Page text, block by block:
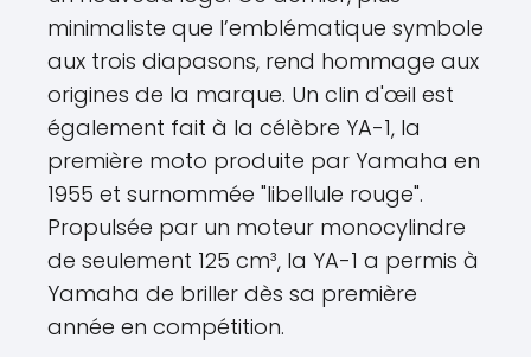
minimaliste que l’emblématique symbole
aux trois diapasons, rend hommage aux
origines de la marque. Un clin d'œil est
également fait à la célèbre YA-1, la
première moto produite par Yamaha en
1955 et surnommée "libellule rouge".
Propulsée par un moteur monocylindre
de seulement 125 cm³, la YA-1 a permis à
Yamaha de briller dès sa première
année en compétition.